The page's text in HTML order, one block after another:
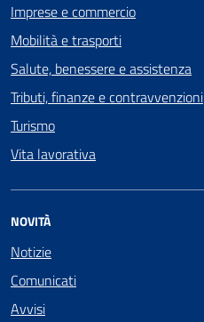
Imprese e commercio
Mobilità e trasporti
Salute, benessere e assistenza
Tributi, finanze e contravvenzioni
Turismo
Vita lavorativa
NOVITÀ
Notizie
Comunicati
Avvisi